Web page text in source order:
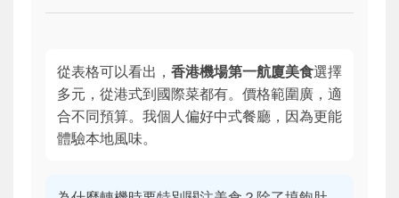
從表格可以看出， 香港機場第一航廈美食選擇
多元，從港式到國際菜都有。價格範圍廣，適
合不同預算。我個人偏好中式餐廳，因為更能
體驗本地風味。